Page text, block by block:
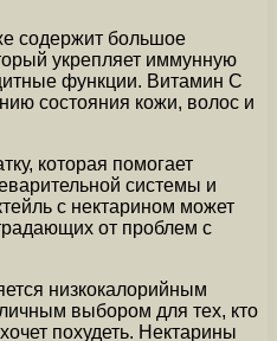
содержит большое
укрепляет иммунную
функции. Витамин C
состояния кожи, волос и
которая помогает
системы и
с нектарином может
от проблем с
низкокалорийным
выбором для тех, кто
похудеть. Нектарины